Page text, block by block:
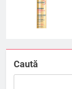
Caută